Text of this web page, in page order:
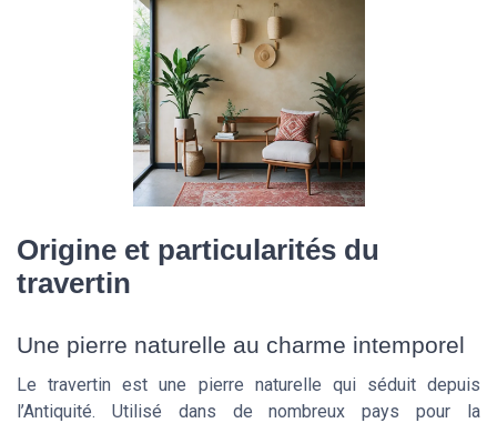
Origine et particularités du
travertin
Une pierre naturelle au charme intemporel
Le travertin est une pierre naturelle qui séduit depuis
l’Antiquité. Utilisé dans de nombreux pays pour la